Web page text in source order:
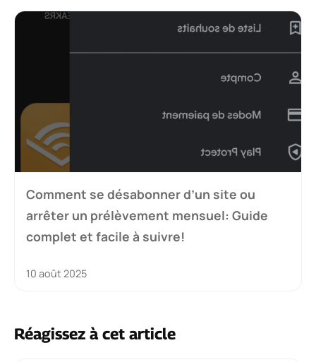
Comment se désabonner d’un site ou
arrêter un prélèvement mensuel: Guide
complet et facile à suivre!
10 août 2025
Réagissez à cet article